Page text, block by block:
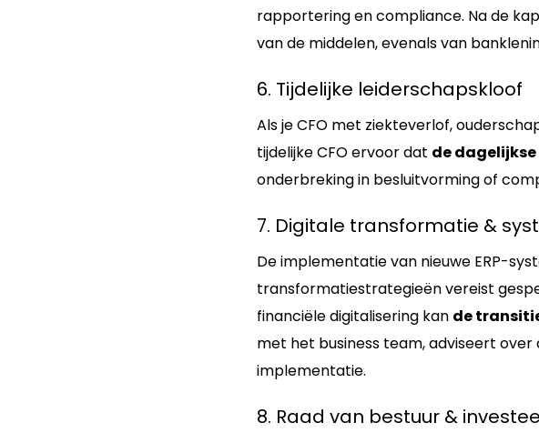
rapportering en compliance. Na de
van de middelen, evenals van
6. Tijdelijke leiderschapskloof
Als je CFO met ziekteverlof,
tijdelijke CFO ervoor dat de
onderbreking in besluitvorming of
7. Digitale transformatie &
De implementatie van nieuwe ERP-
transformatiestrategieën vereist
financiële digitalisering kan de
met het business team, adviseert
implementatie.
8. Raad van bestuur &